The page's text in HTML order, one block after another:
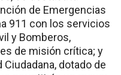
de Emergencias
911 con los servicios
y Bomberos,
de misión crítica; y
dotado de